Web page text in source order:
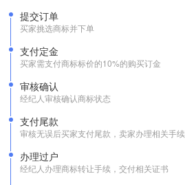
提交订单
买家挑选商标并下单
支付定金
买家需支付商标标价的10%的购买订金
审核确认
经纪人审核确认商标状态
支付尾款
审核无误后买家支付尾款，卖家办理相关手续
办理过户
经纪人办理商标转让手续，交付相关证书